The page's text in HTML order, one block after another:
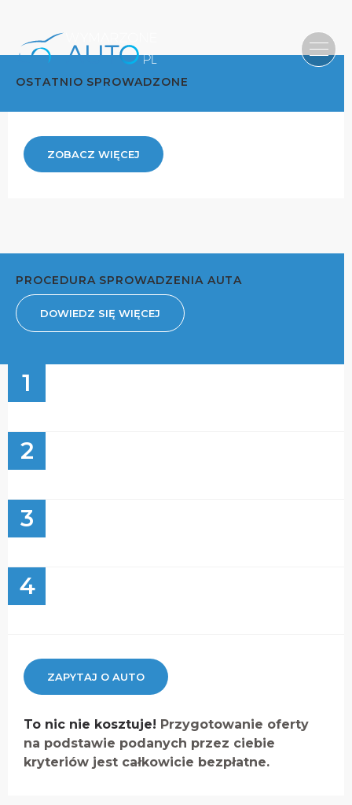
OSTATNIO SPROWADZONE
ZOBACZ WIĘCEJ
PROCEDURA SPROWADZENIA AUTA
DOWIEDZ SIĘ WIĘCEJ
1
2
3
4
ZAPYTAJ O AUTO
To nic nie kosztuje! Przygotowanie oferty
na podstawie podanych przez ciebie
kryteriów jest całkowicie bezpłatne.